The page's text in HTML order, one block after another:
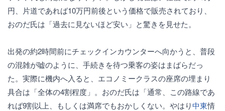
円、片道であれば10万円前後という価格で販売されており、
おのだ氏は「過去に見ないほど安い」と驚きを見せた。
出発の約2時間前にチェックインカウンターへ向かうと、普段
の混雑が嘘のように、手続きを待つ乗客の姿はまばらだっ
た。実際に機内へ入ると、エコノミークラスの座席の埋まり
具合は「全体の4割程度」。おのだ氏は「通常、この路線であ
れば9割以上、もしくは満席でもおかしくない。やはり中東情